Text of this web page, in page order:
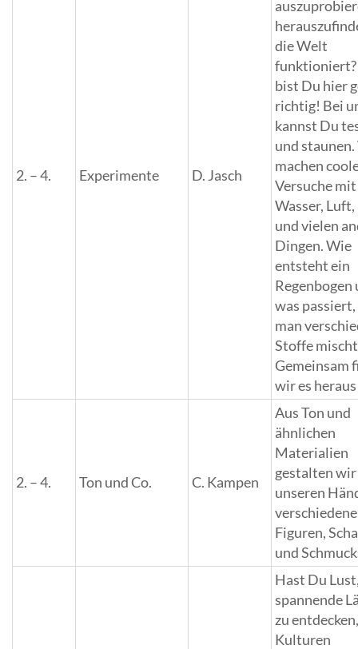
2. – 4. Experimente D. Jasch
die Welt
bist Du hier
richtig! Bei
kannst Du
und
machen
Versuche mit
Wasser,
und vielen
Dingen. Wie
entsteht ein
Regenbogen
was
man
Stoffe
Gemeinsam
wir es
2. – 4. Ton und Co. C. Kampen
Aus Ton und
ähnlichen
Materialien
gestalten
unseren
verschiedene
Figuren,
und
Hast Du
spannende
zu
Kulturen